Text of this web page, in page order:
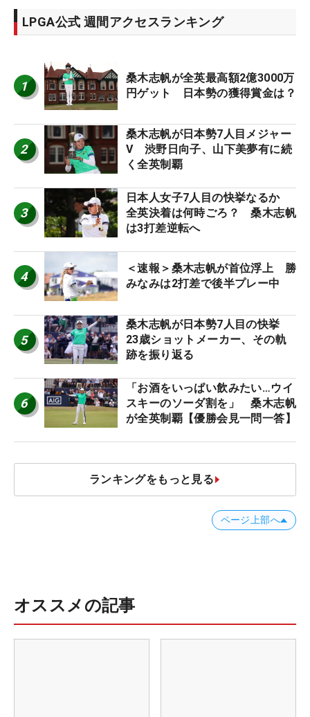
LPGA公式 週間アクセスランキング
1
桑木志帆が全英最高額2億3000万
円ゲット 日本勢の獲得賞金は？
2
桑木志帆が日本勢7人目メジャー
V 渋野日向子、山下美夢有に続
く全英制覇
3
日本人女子7人目の快挙なるか
全英決着は何時ごろ？ 桑木志帆
は3打差逆転へ
4
＜速報＞桑木志帆が首位浮上 勝
みなみは2打差で後半プレー中
5
桑木志帆が日本勢7人目の快挙
23歳ショットメーカー、その軌
跡を振り返る
6
「お酒をいっぱい飲みたい…ウイ
スキーのソーダ割を」 桑木志帆
が全英制覇【優勝会見一問一答】
ランキングをもっと見る
ページ上部へ
オススメの記事